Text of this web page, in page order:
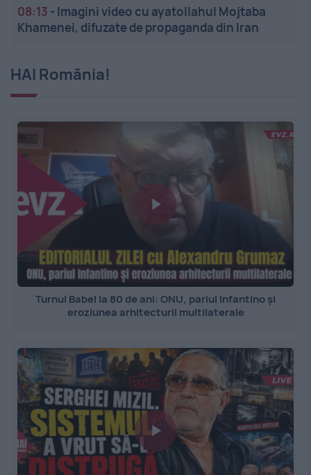
08:13 - Imagini video cu ayatollahul Mojtaba
Khamenei, difuzate de propaganda din Iran
HAI România!
Turnul Babel la 80 de ani: ONU, pariul Infantino și
eroziunea arhitecturii multilaterale